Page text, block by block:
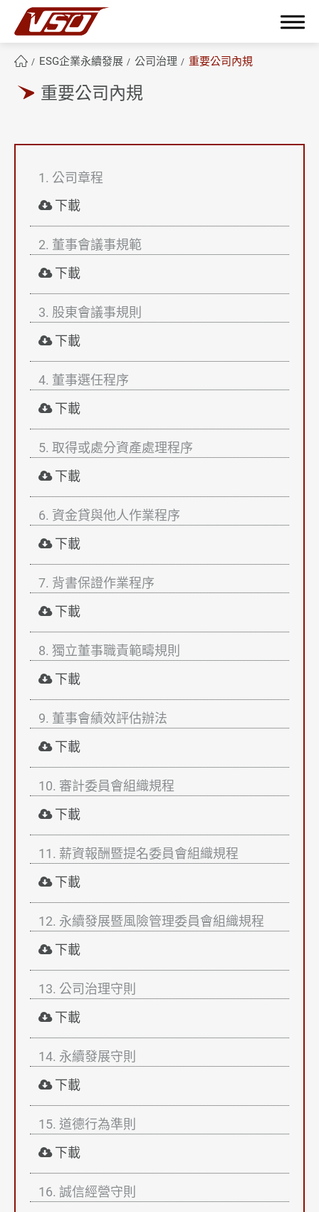
ESG企業永續發展 公司治理 重要公司內規
重要公司內規
1. 公司章程
下載
2. 董事會議事規範
下載
3. 股東會議事規則
下載
4. 董事選任程序
下載
5. 取得或處分資產處理程序
下載
6. 資金貸與他人作業程序
下載
7. 背書保證作業程序
下載
8. 獨立董事職責範疇規則
下載
9. 董事會績效評估辦法
下載
10. 審計委員會組織規程
下載
11. 薪資報酬暨提名委員會組織規程
下載
12. 永續發展暨風險管理委員會組織規程
下載
13. 公司治理守則
下載
14. 永續發展守則
下載
15. 道德行為準則
下載
16. 誠信經營守則
關於鴻呈
鴻呈優勢
產品應用範疇
技術與製程能力
ESG企業永續發展
永續鴻呈
公司治理
全部
公司治理概況
董事會
功能性委員會
內部稽核
重要公司內規
風險管理
誠信經營
資通安全
董事會成員及重要管理階層之接班規劃
環境永續
員工關懷
ESG永續報告書
利害關係人議合
新聞 & 活動
投資人專區
人力招募
聯絡我們